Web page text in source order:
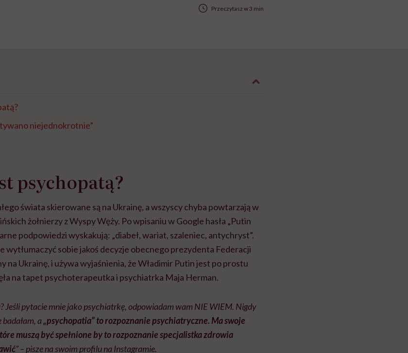
Przeczytasz w 3 min
niejednokrotnie”
psychopatą?
świata skierowane są na Ukrainę, a wszyscy chyba powtarzają w
żołnierzy z Wyspy Węży. Po wpisaniu w Google hasła „Putin
podpowiedzi wyskakują: „diabeł, wariat, szaleniec, antychryst”.
wytłumaczyć sobie jakoś decyzje obecnego prezydenta Federacji
na Ukrainę, i używa wyjaśnienia, że Władimir Putin jest po prostu
na tapet psychoterapeutka i psychiatrka Maja Herman.
Jeśli pytacie mnie jako psychiatrkę, odpowiadam wam NIE WIEM. Nigdy
a„psychopatia” to rozpoznanie psychiatryczne. Ma swoje
muszą być spełnione by to rozpoznanie specjalistka zdrowia
” – pisze na swoim profilu na Instagramie.